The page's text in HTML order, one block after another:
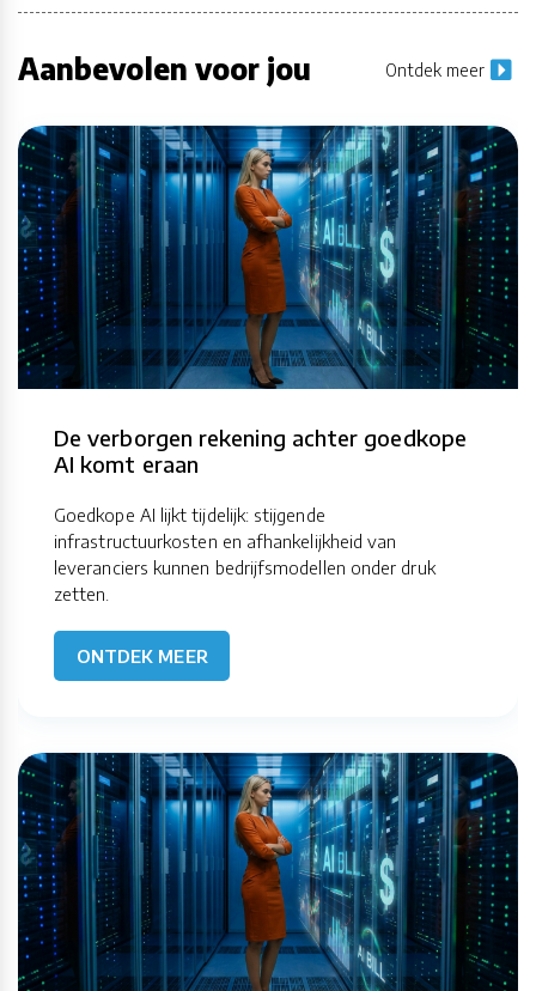
Aanbevolen voor jou Ontdek meer
De verborgen rekening achter goedkope
AI komt eraan
Goedkope AI lijkt tijdelijk: stijgende
infrastructuurkosten en afhankelijkheid van
leveranciers kunnen bedrijfsmodellen onder druk
zetten.
ONTDEK MEER